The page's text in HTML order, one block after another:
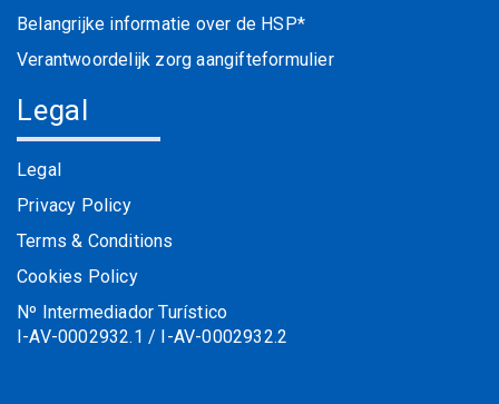
Belangrijke informatie over de HSP*
Verantwoordelijk zorg aangifteformulier
Legal
Legal
Privacy Policy
Terms & Conditions
Cookies Policy
Nº Intermediador Turístico
I-AV-0002932.1 / I-AV-0002932.2